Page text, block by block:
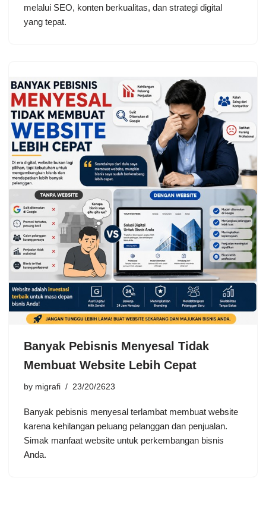
melalui SEO, konten berkualitas, dan strategi digital
yang tepat.
Banyak Pebisnis Menyesal Tidak
Membuat Website Lebih Cepat
by migrafi 23/20/2623
Banyak pebisnis menyesal terlambat membuat website
karena kehilangan peluang pelanggan dan penjualan.
Simak manfaat website untuk perkembangan bisnis
Anda.